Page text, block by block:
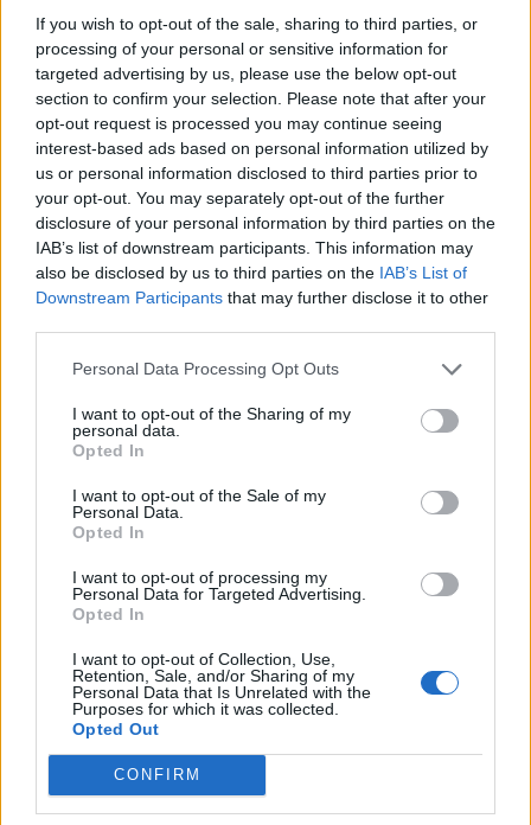
If you wish to opt-out of the sale, sharing to third parties, or
processing of your personal or sensitive information for
targeted advertising by us, please use the below opt-out
section to confirm your selection. Please note that after your
opt-out request is processed you may continue seeing
interest-based ads based on personal information utilized by
us or personal information disclosed to third parties prior to
your opt-out. You may separately opt-out of the further
disclosure of your personal information by third parties on the
IAB’s list of downstream participants. This information may
also be disclosed by us to third parties on the IAB’s List of
Downstream Participants that may further disclose it to other
Personal Data Processing Opt Outs
I want to opt-out of the Sharing of my
personal data.
Opted In
I want to opt-out of the Sale of my
Personal Data.
Opted In
I want to opt-out of processing my
Personal Data for Targeted Advertising.
Opted In
I want to opt-out of Collection, Use,
Retention, Sale, and/or Sharing of my
Personal Data that Is Unrelated with the
Purposes for which it was collected.
Opted Out
CONFIRM